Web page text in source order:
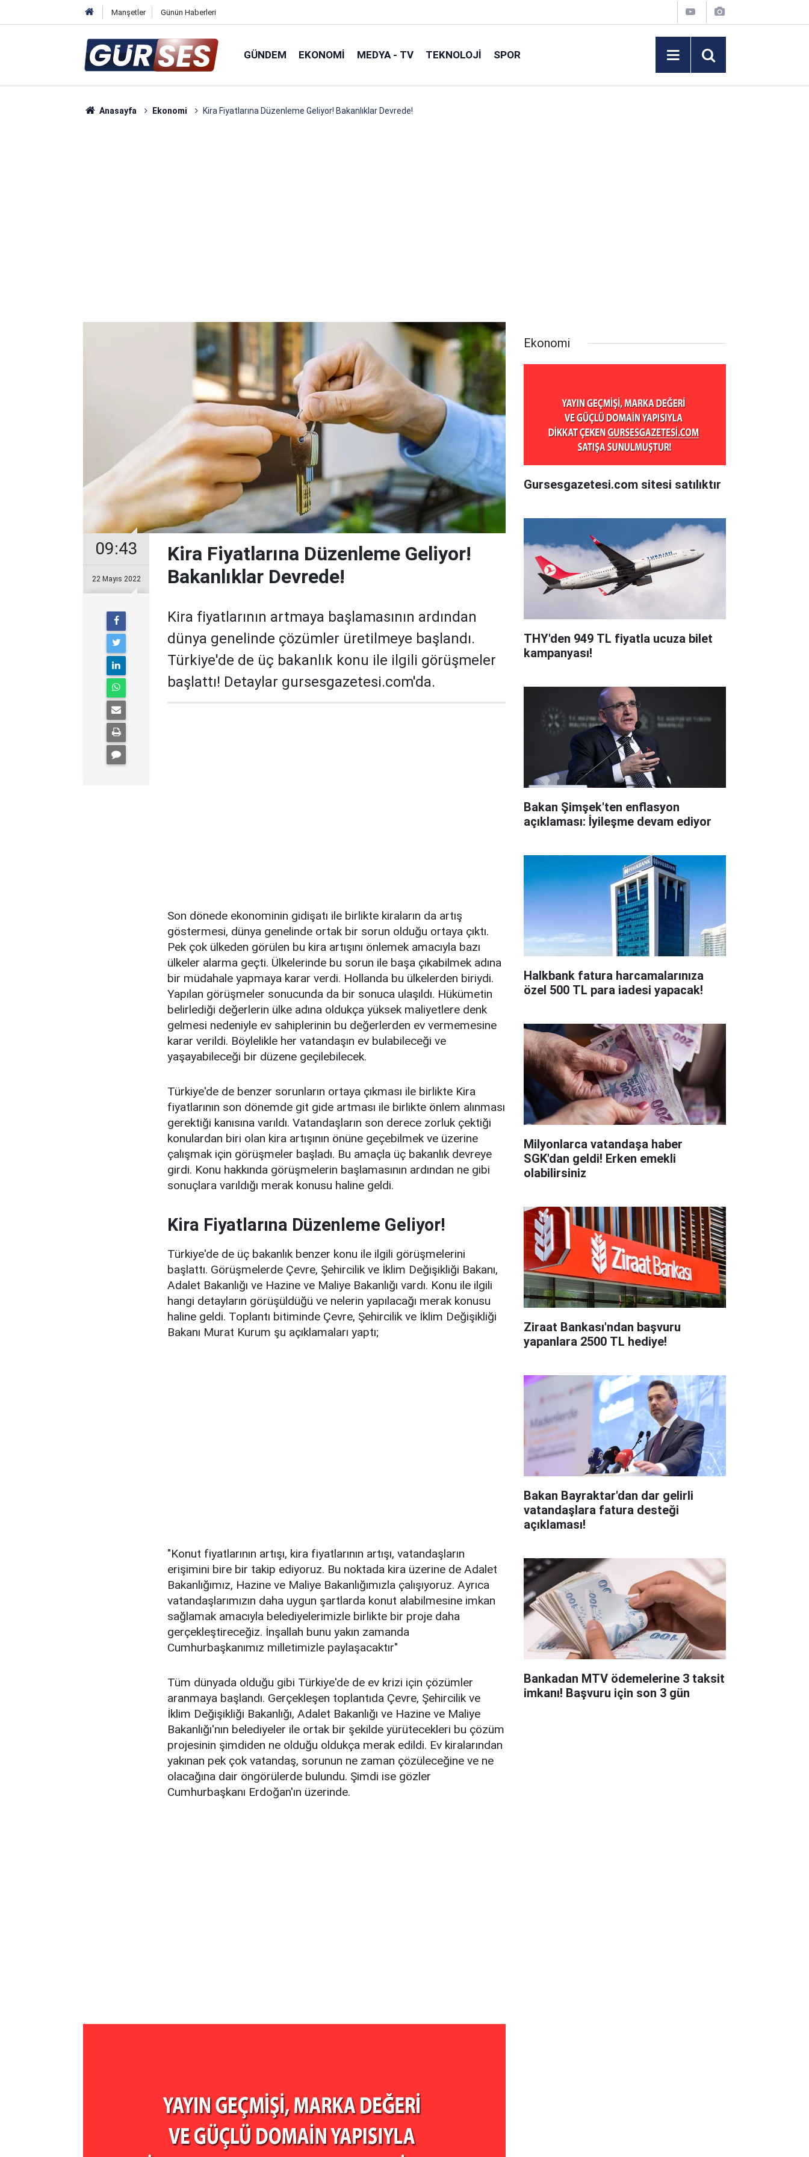
Manşetler Günün Haberleri
GÜNDEM EKONOMI MEDYA - TV TEKNOLOJI SPOR
Anasayfa Ekonomi Kira Fiyatlarına Düzenleme Geliyor! Bakanlıklar Devrede!
09:43
22 Mayıs 2022
Kira Fiyatlarına Düzenleme Geliyor!
Bakanlıklar Devrede!
Kira fiyatlarının artmaya başlamasının ardından
dünya genelinde çözümler üretilmeye başlandı.
Türkiye'de de üç bakanlık konu ile ilgili görüşmeler
başlattı! Detaylar gursesgazetesi.com'da.
Son dönede ekonominin gidişatı ile birlikte kiraların da artış
göstermesi, dünya genelinde ortak bir sorun olduğu ortaya çıktı.
Pek çok ülkeden görülen bu kira artışını önlemek amacıyla bazı
ülkeler alarma geçti. Ülkelerinde bu sorun ile başa çıkabilmek adına
bir müdahale yapmaya karar verdi. Hollanda bu ülkelerden biriydi.
Yapılan görüşmeler sonucunda da bir sonuca ulaşıldı. Hükümetin
belirlediği değerlerin ülke adına oldukça yüksek maliyetlere denk
gelmesi nedeniyle ev sahiplerinin bu değerlerden ev vermemesine
karar verildi. Böylelikle her vatandaşın ev bulabileceği ve
yaşayabileceği bir düzene geçilebilecek.
Türkiye'de de benzer sorunların ortaya çıkması ile birlikte Kira
fiyatlarının son dönemde git gide artması ile birlikte önlem alınması
gerektiği kanısına varıldı. Vatandaşların son derece zorluk çektiği
konulardan biri olan kira artışının önüne geçebilmek ve üzerine
çalışmak için görüşmeler başladı. Bu amaçla üç bakanlık devreye
girdi. Konu hakkında görüşmelerin başlamasının ardından ne gibi
sonuçlara varıldığı merak konusu haline geldi.
Kira Fiyatlarına Düzenleme Geliyor!
Türkiye'de de üç bakanlık benzer konu ile ilgili görüşmelerini
başlattı. Görüşmelerde Çevre, Şehircilik ve İklim Değişikliği Bakanı,
Adalet Bakanlığı ve Hazine ve Maliye Bakanlığı vardı. Konu ile ilgili
hangi detayların görüşüldüğü ve nelerin yapılacağı merak konusu
haline geldi. Toplantı bitiminde Çevre, Şehircilik ve İklim Değişikliği
Bakanı Murat Kurum şu açıklamaları yaptı;
"Konut fiyatlarının artışı, kira fiyatlarının artışı, vatandaşların
erişimini bire bir takip ediyoruz. Bu noktada kira üzerine de Adalet
Bakanlığımız, Hazine ve Maliye Bakanlığımızla çalışıyoruz. Ayrıca
vatandaşlarımızın daha uygun şartlarda konut alabilmesine imkan
sağlamak amacıyla belediyelerimizle birlikte bir proje daha
gerçekleştireceğiz. İnşallah bunu yakın zamanda
Cumhurbaşkanımız milletimizle paylaşacaktır"
Tüm dünyada olduğu gibi Türkiye'de de ev krizi için çözümler
aranmaya başlandı. Gerçekleşen toplantıda Çevre, Şehircilik ve
İklim Değişikliği Bakanlığı, Adalet Bakanlığı ve Hazine ve Maliye
Bakanlığı'nın belediyeler ile ortak bir şekilde yürütecekleri bu çözüm
projesinin şimdiden ne olduğu oldukça merak edildi. Ev kiralarından
yakınan pek çok vatandaş, sorunun ne zaman çözüleceğine ve ne
olacağına dair öngörülerde bulundu. Şimdi ise gözler
Cumhurbaşkanı Erdoğan'ın üzerinde.
Ekonomi
Gursesgazetesi.com sitesi satılıktır
THY'den 949 TL fiyatla ucuza bilet
kampanyası!
Bakan Şimşek'ten enflasyon
açıklaması: İyileşme devam ediyor
Halkbank fatura harcamalarınıza
özel 500 TL para iadesi yapacak!
Milyonlarca vatandaşa haber
SGK'dan geldi! Erken emekli
olabilirsiniz
Ziraat Bankası'ndan başvuru
yapanlara 2500 TL hediye!
Bakan Bayraktar'dan dar gelirli
vatandaşlara fatura desteği
açıklaması!
Bankadan MTV ödemelerine 3 taksit
imkanı! Başvuru için son 3 gün